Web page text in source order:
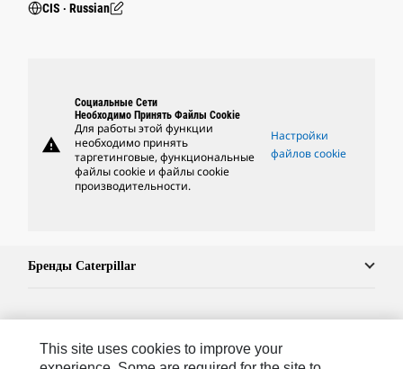
CIS ‧ Russian
warning
Социальные Сети
Необходимо Принять Файлы Cookie
Для работы этой функции
необходимо принять
таргетинговые, функциональные
файлы cookie и файлы cookie
производительности.
Настройки
файлов cookie
Бренды Caterpillar
Связаться С Caterpillar
This site uses cookies to improve your